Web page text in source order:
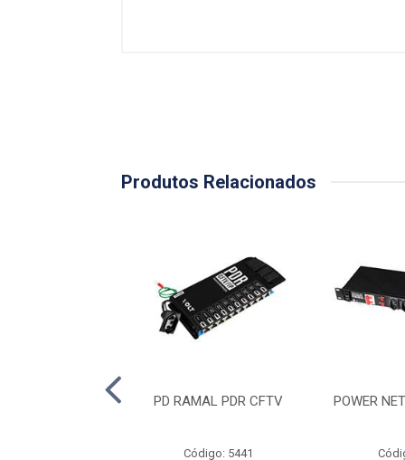
Produtos Relacionados
PD RAMAL PDR CFTV
Código: 5441
POWER